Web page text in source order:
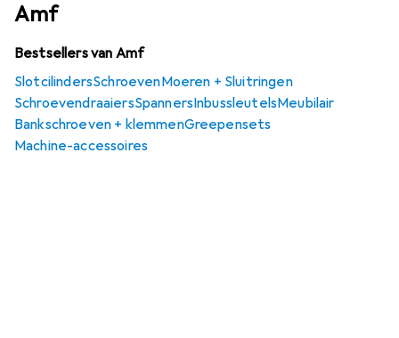
Amf
Bestsellers van Amf
SlotcilindersSchroevenMoeren + Sluitringen
SchroevendraaiersSpannersInbussleutelsMeubilair
Bankschroeven + klemmenGreepensets
Machine-accessoires